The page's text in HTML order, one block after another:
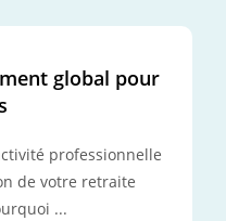
global pour
professionnelle
de votre retraite
...